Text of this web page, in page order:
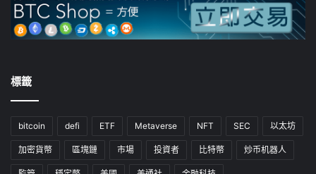
標籤
bitcoin defi ETF Metaverse NFT SEC 以太坊
加密貨幣 區塊鏈 市場 投資者 比特幣 炒币机器人